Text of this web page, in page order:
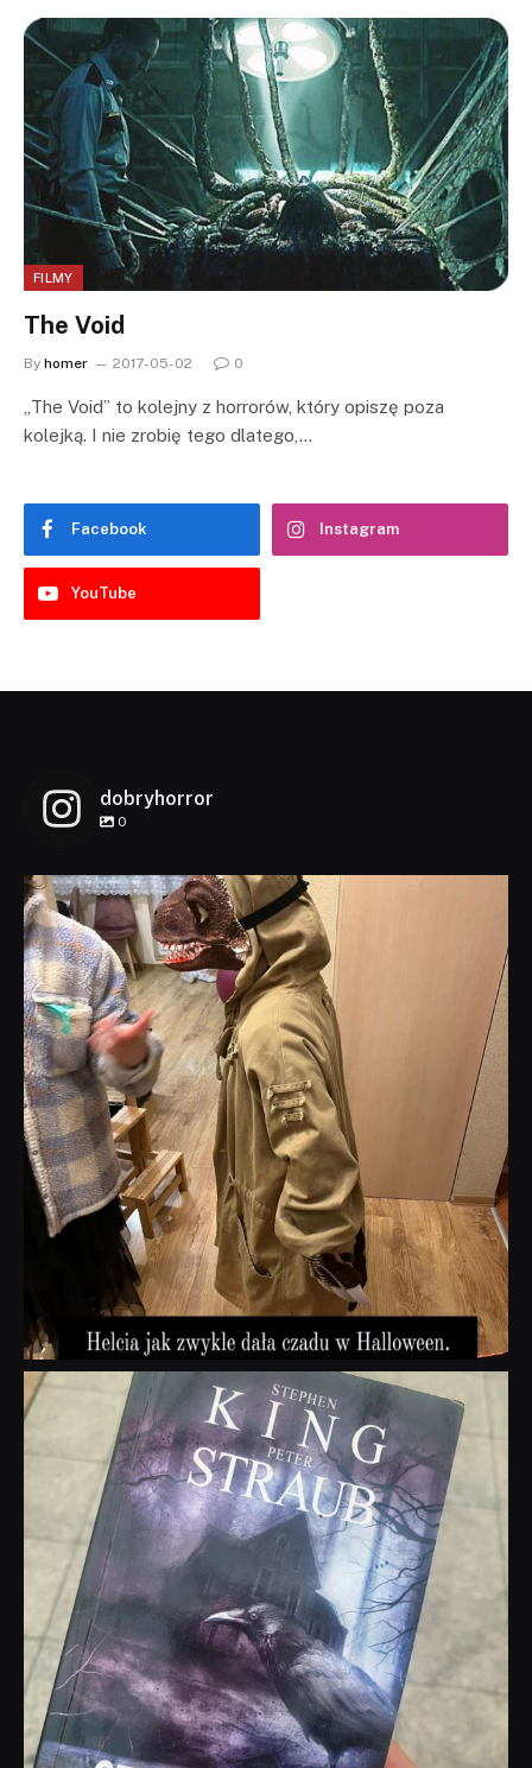
FILMY
The Void
By homer 2017-05-02 0
„The Void” to kolejny z horrorów, który opiszę poza
kolejką. I nie zrobię tego dlatego,…
Facebook Instagram
YouTube
dobryhorror
0
dobryhorror
Lis 1
dobryhorror
Wrz 23